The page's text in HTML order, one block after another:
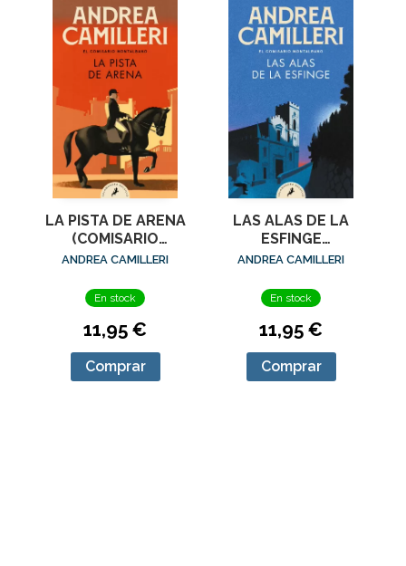
LA PISTA DE ARENA
(COMISARIO
MONTALBANO 16)
ANDREA CAMILLERI
En stock
11,95 €
Comprar
LAS ALAS DE LA
ESFINGE
(COMISARIO
ANDREA CAMILLERI
En stock
11,95 €
Comprar